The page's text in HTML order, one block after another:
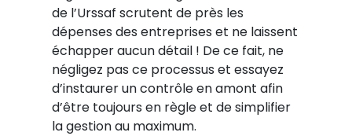
de l’Urssaf scrutent de près les
dépenses des entreprises et ne laissent
échapper aucun détail ! De ce fait, ne
négligez pas ce processus et essayez
d’instaurer un contrôle en amont afin
d’être toujours en règle et de simplifier
la gestion au maximum.